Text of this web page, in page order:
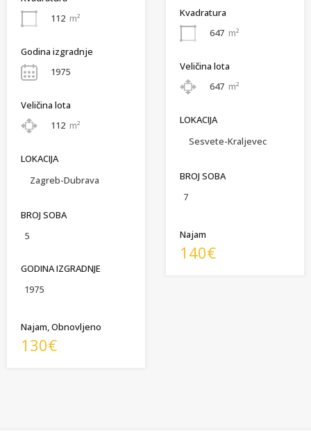
112 m²
Godina izgradnje
1975
Veličina lota
112 m²
LOKACIJA
Zagreb-Dubrava
BROJ SOBA
5
GODINA IZGRADNJE
1975
Najam, Obnovljeno
130€
Kvadratura
647 m²
Veličina lota
647 m²
LOKACIJA
Sesvete-Kraljevec
BROJ SOBA
7
Najam
140€